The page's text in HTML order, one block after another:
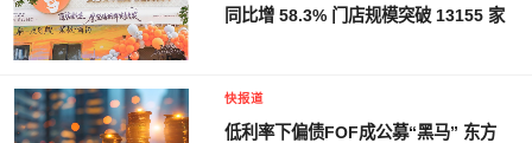
同比增 58.3% 门店规模突破 13155 家
快报道
低利率下偏债FOF成公募“黑马” 东方